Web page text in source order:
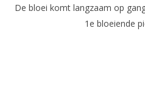
De bloei komt langzaam op
1e bloeiende